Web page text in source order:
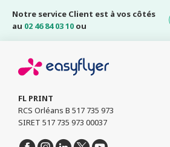
Notre service Client est à vos côtés
au 02 46 84 03 10 ou
FL PRINT
RCS Orléans B 517 735 973
SIRET 517 735 973 00037